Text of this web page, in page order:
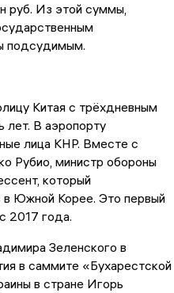
руб. Из этой суммы,
подсудимым.
Китая с трёхдневным
лет. В аэропорту
лица КНР. Вместе с
Рубио, министр обороны
который
в Южной Корее. Это первый
2017 года.
Зеленского в
в саммите «Бухарестской
в стране Игорь